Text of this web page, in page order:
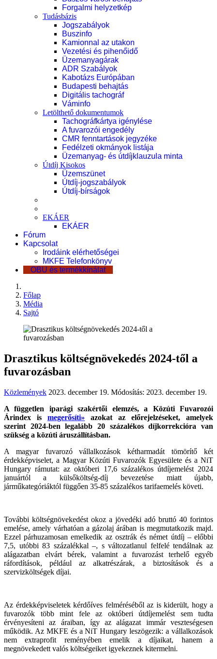
Forgalmi helyzetkép
Tudásbázis
Jogszabályok
Buszinfo
Kamionnal az utakon
Vezetési és pihenőidő
Üzemanyagárak
ADR Szabályok
Kabotázs Európában
Budapesti behajtás
Digitális tachográf
Váminfo
Letölthető dokumentumok
Tachográfkártya igénylése
A fuvarozói engedély
CMR fenntartások jegyzéke
Fedélzeti okmányok listája
Üzemanyag- és útdíjklauzula minta
Útdíj Kisokos
Üzemszünet
Útdíj-jogszabályok
Útdíj-bírságok
EKÁER
EKÁER
Fórum
Kapcsolat
Irodáink elérhetőségei
MKFE Telefonkönyv
OBU és termékkínálat
Főlap
Média
Sajtó
Drasztikus költségnövekedés 2024-től a
fuvarozásban
Közlemények 2023. december 19. Módosítás: 2023. december 19.
A független iparági szakértői elemzés, a Közúti Fuvarozói
Árindex is megerősíti» azokat az előrejelzéseket, amelyek
szerint 2024-ben legalább 20 százalékos díjkorrekcióra van
szükség a közúti áruszállításban.
A magyar fuvarozó vállalkozások kétharmadát tömörítő két
érdekképviselet, a Magyar Közúti Fuvarozók Egyesülete és a NiT
Hungary rámutat: az októberi 17,6 százalékos útdíjemelést 2024
januártól a külsőköltség-díj bevezetése miatt újabb,
járműkategóriáktól függően 35-85 százalékos tarifaemelés követi.
További költségnövekedést okoz a jövedéki adó bruttó 40 forintos
emelése, amely várhatóan a gázolaj árában is megmutatkozik majd.
Ezzel párhuzamosan emelkedik az osztrák és német útdíj – előbbi
7,5, utóbbi 83 százalékkal –, s változatlanul felfelé tendálnak az
alágazatban elvárt bérek, valamint a fuvarozást terhelő egyéb
ráfordítások, például az alkatrészárak, a biztosítások és a
szervizköltségek díjai.
Az érdekképviseletek kérdőíves felméréséből az is kiderült, hogy a
fuvarozók több mint fele az októberi útdíjemelést sem tudta
érvényesíteni az áraiban, így az alágazat immár veszteségesen
működik. Az MKFE és a NiT Hungary leszögezik: a vállalkozások
nem extraprofit reményében emelik a díjaikat, hanem a
megnövekedett valós költségeiket igyekeznek kitermelni.